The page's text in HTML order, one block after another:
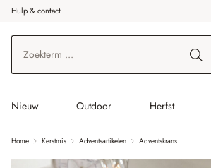
de hoofdinhoud
Ga naar zoeken
Ga naar de hoofdnavigatie
Hulp & contact
Nieuw Outdoor Herfst
Home Kerstmis Adventsartikelen Adventskrans